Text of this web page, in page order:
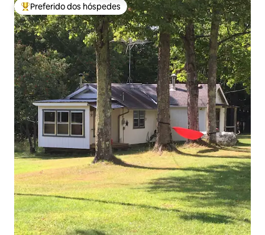
Entre os melhores preferidos dos hóspedes
Preferido dos hóspedes